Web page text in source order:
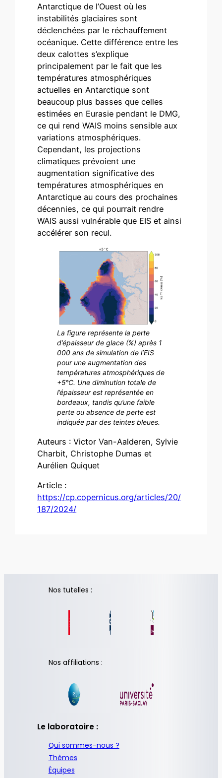
Antarctique de l’Ouest où les
instabilités glaciaires sont
déclenchées par le réchauffement
océanique. Cette différence entre les
deux calottes s’explique
principalement par le fait que les
températures atmosphériques
actuelles en Antarctique sont
beaucoup plus basses que celles
estimées en Eurasie pendant le DMG,
ce qui rend WAIS moins sensible aux
variations atmosphériques.
Cependant, les projections
climatiques prévoient une
augmentation significative des
températures atmosphériques en
Antarctique au cours des prochaines
décennies, ce qui pourrait rendre
WAIS aussi vulnérable que EIS et ainsi
accélérer son recul.
La figure représente la perte
d’épaisseur de glace (%) après 1
000 ans de simulation de l’EIS
pour une augmentation des
températures atmosphériques de
+5°C. Une diminution totale de
l’épaisseur est représentée en
bordeaux, tandis qu’une faible
perte ou absence de perte est
indiquée par des teintes bleues.
Auteurs : Victor Van-Aalderen, Sylvie
Charbit, Christophe Dumas et
Aurélien Quiquet
Article :
https://cp.copernicus.org/articles/20/
187/2024/
Nos tutelles :
Nos affiliations :
Le laboratoire :
Qui sommes-nous ?
Thèmes
Équipes